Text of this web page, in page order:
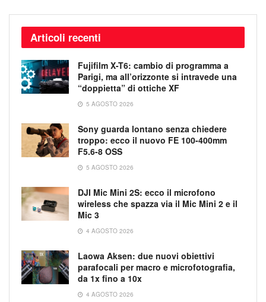
Articoli recenti
Fujifilm X-T6: cambio di programma a
Parigi, ma all’orizzonte si intravede una
“doppietta” di ottiche XF
5 AGOSTO 2026
Sony guarda lontano senza chiedere
troppo: ecco il nuovo FE 100-400mm
F5.6-8 OSS
5 AGOSTO 2026
DJI Mic Mini 2S: ecco il microfono
wireless che spazza via il Mic Mini 2 e il
Mic 3
4 AGOSTO 2026
Laowa Aksen: due nuovi obiettivi
parafocali per macro e microfotografia,
da 1x fino a 10x
4 AGOSTO 2026